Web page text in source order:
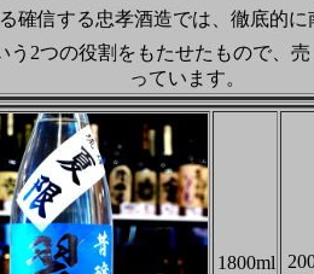
信する忠孝酒造では、徹底的
2つの役割をもたせたもので、
っています。
1800ml